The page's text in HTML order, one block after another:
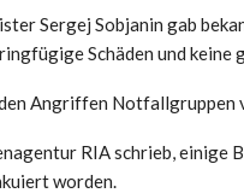
Sergej Sobjanin gab
Schäden und
Angriffen Notfallgruppen
RIA schrieb, einige
worden.